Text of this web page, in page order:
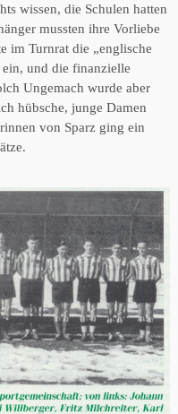
wissen, die Schulen hatten
mussten ihre Vorliebe
im Turnrat die „englische
und die finanzielle
Ungemach wurde aber
hübsche, junge Damen
von Sparz ging ein